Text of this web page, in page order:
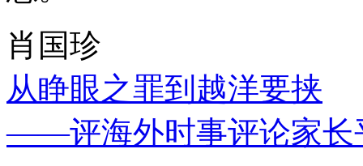
肖国珍
从睁眼之罪到越洋要挟
——评海外时事评论家长